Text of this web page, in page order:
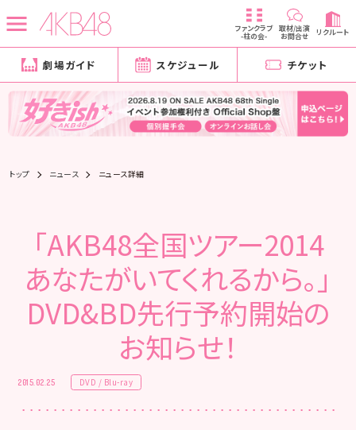
ファンクラブ
-柱の会-
取材/出演
お問合せ リクルート
劇場ガイド スケジュール チケット
トップ ニュース ニュース詳細
「AKB48全国ツアー2014
あなたがいてくれるから。」
DVD&BD先行予約開始の
お知らせ！
2015.02.25 DVD / Blu-ray